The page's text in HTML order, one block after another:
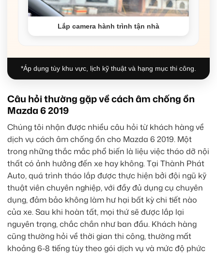
Lắp camera hành trình tận nhà
*Áp dụng tùy khu vực, lịch kỹ thuật và hạng mục thi công.
Câu hỏi thường gặp về cách âm chống ồn
Mazda 6 2019
Chúng tôi nhận được nhiều câu hỏi từ khách hàng về
dịch vụ cách âm chống ồn cho Mazda 6 2019. Một
trong những thắc mắc phổ biến là liệu việc tháo dỡ nội
thất có ảnh hưởng đến xe hay không. Tại Thành Phát
Auto, quá trình tháo lắp được thực hiện bởi đội ngũ kỹ
thuật viên chuyên nghiệp, với đầy đủ dụng cụ chuyên
dụng, đảm bảo không làm hư hại bất kỳ chi tiết nào
của xe. Sau khi hoàn tất, mọi thứ sẽ được lắp lại
nguyên trạng, chắc chắn như ban đầu. Khách hàng
cũng thường hỏi về thời gian thi công, thường mất
khoảng 6-8 tiếng tùy theo gói dịch vụ và mức độ phức